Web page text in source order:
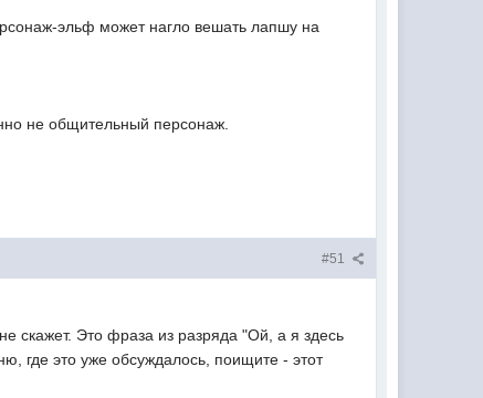
эльф может нагло вешать лапшу на
не общительный персонаж.
#51
скажет. Это фраза из разряда "Ой, а я здесь
где это уже обсуждалось, поищите - этот